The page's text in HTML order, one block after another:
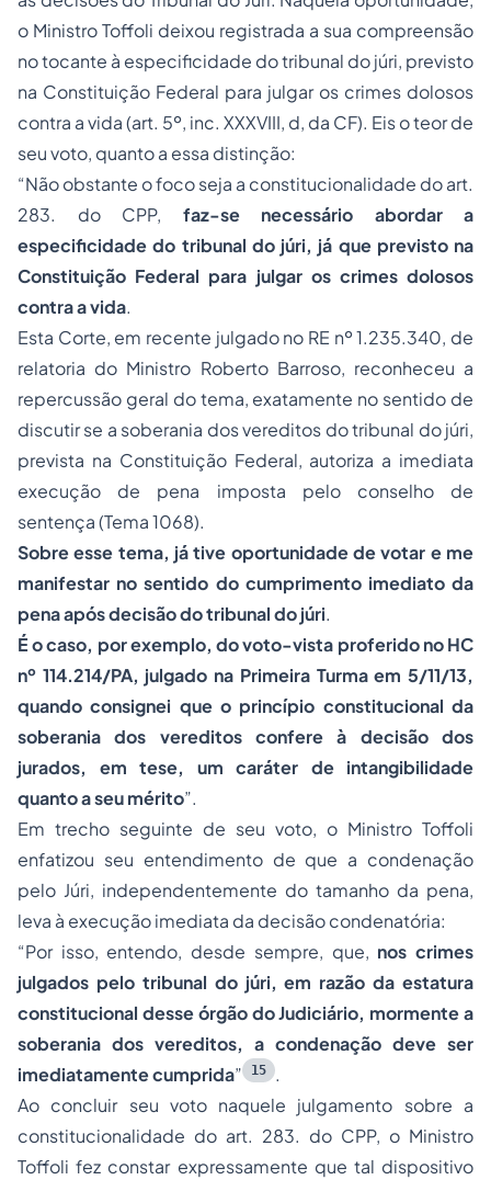
o Ministro Toffoli deixou registrada a sua compreensão
no tocante à especificidade do tribunal do júri, previsto
na Constituição Federal para julgar os crimes dolosos
contra a vida (art. 5º, inc. XXXVIII, d, da CF). Eis o teor de
seu voto, quanto a essa distinção:
“Não obstante o foco seja a constitucionalidade do art.
283. do CPP, faz-se necessário abordar a
especificidade do tribunal do júri, já que previsto na
Constituição Federal para julgar os crimes dolosos
contra a vida.
Esta Corte, em recente julgado no RE nº 1.235.340, de
relatoria do Ministro Roberto Barroso, reconheceu a
repercussão geral do tema, exatamente no sentido de
discutir se a soberania dos vereditos do tribunal do júri,
prevista na Constituição Federal, autoriza a imediata
execução de pena imposta pelo conselho de
sentença (Tema 1068).
Sobre esse tema, já tive oportunidade de votar e me
manifestar no sentido do cumprimento imediato da
pena após decisão do tribunal do júri.
É o caso, por exemplo, do voto-vista proferido no HC
nº 114.214/PA, julgado na Primeira Turma em 5/11/13,
quando consignei que o princípio constitucional da
soberania dos vereditos confere à decisão dos
jurados, em tese, um caráter de intangibilidade
quanto a seu mérito”.
Em trecho seguinte de seu voto, o Ministro Toffoli
enfatizou seu entendimento de que a condenação
pelo Júri, independentemente do tamanho da pena,
leva à execução imediata da decisão condenatória:
“Por isso, entendo, desde sempre, que, nos crimes
julgados pelo tribunal do júri, em razão da estatura
constitucional desse órgão do Judiciário, mormente a
soberania dos vereditos, a condenação deve ser
imediatamente cumprida” 15
.
Ao concluir seu voto naquele julgamento sobre a
constitucionalidade do art. 283. do CPP, o Ministro
Toffoli fez constar expressamente que tal dispositivo